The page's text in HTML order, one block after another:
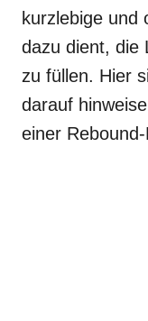
kurzlebige und
dazu dient, die
zu füllen. Hier
darauf
einer